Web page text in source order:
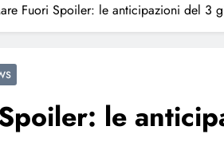
Fuori Spoiler: le anticipazioni del 3
le